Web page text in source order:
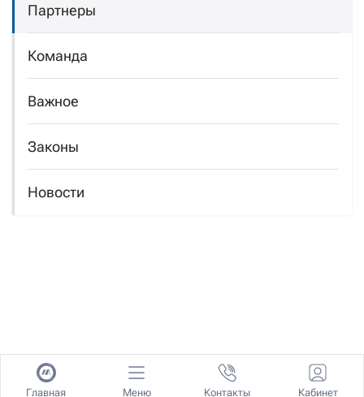
Партнеры
Команда
Важное
Законы
Новости
Главная Меню Контакты Кабинет